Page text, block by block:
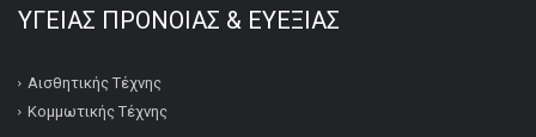
ΥΓΕΙΑΣ ΠΡΟΝΟΙΑΣ & ΕΥΕΞΙΑΣ
Αισθητικής Τέχνης
Κομμωτικής Τέχνης